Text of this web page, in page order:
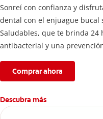
Sonreí con confianza y
dental con el enjuague bucal
Saludables, que te brinda 24
antibacterial y una
Comprar ahora
Descubra más